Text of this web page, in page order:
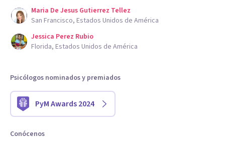
Maria De Jesus Gutierrez Tellez
San Francisco, Estados Unidos de América
Jessica Perez Rubio
Florida, Estados Unidos de América
Psicólogos nominados y premiados
PyM Awards 2024
Conócenos